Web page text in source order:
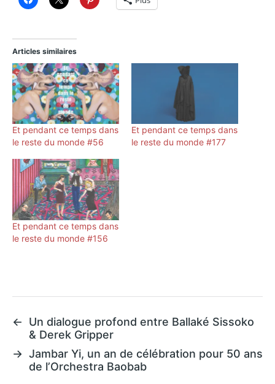
Articles similaires
Et pendant ce temps dans
le reste du monde #56
Et pendant ce temps dans
le reste du monde #177
Et pendant ce temps dans
le reste du monde #156
←
Un dialogue profond entre Ballaké Sissoko
& Derek Gripper
→ Jambar Yi, un an de célébration pour 50 ans
de l’Orchestra Baobab